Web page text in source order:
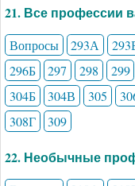
21. Все профессии
Вопросы 293А
296Б
297 298 299
304Б
304В 305
308Г
309
22. Необычные